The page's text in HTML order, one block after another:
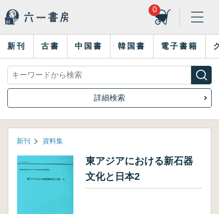
0
新刊 古書 中国書 韓国書 電子書籍
詳細検索
新刊 資料集
東アジアにおける新石器
文化と日本2